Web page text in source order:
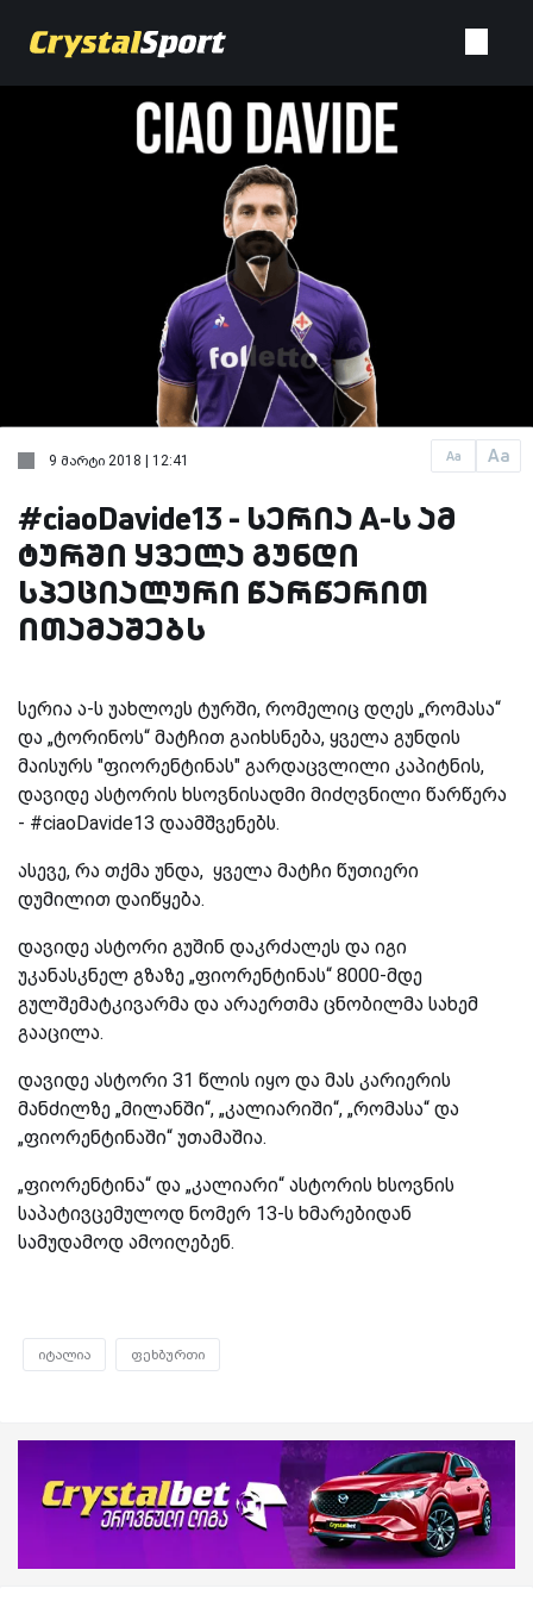
Aa Aa
9 მარტი 2018 | 12:41
#ciaoDavide13 - სერია A-ს ამ
ტურში ყველა გუნდი
სპეციალური წარწერით
ითამაშებს
სერია ა-ს უახლოეს ტურში, რომელიც დღეს „რომასა“
და „ტორინოს“ მატჩით გაიხსნება, ყველა გუნდის
მაისურს "ფიორენტინას" გარდაცვლილი კაპიტნის,
დავიდე ასტორის ხსოვნისადმი მიძღვნილი წარწერა
- #ciaoDavide13 დაამშვენებს.
ასევე, რა თქმა უნდა, ყველა მატჩი წუთიერი
დუმილით დაიწყება.
დავიდე ასტორი გუშინ დაკრძალეს და იგი
უკანასკნელ გზაზე „ფიორენტინას“ 8000-მდე
გულშემატკივარმა და არაერთმა ცნობილმა სახემ
გააცილა.
დავიდე ასტორი 31 წლის იყო და მას კარიერის
მანძილზე „მილანში“, „კალიარიში“, „რომასა“ და
„ფიორენტინაში“ უთამაშია.
„ფიორენტინა“ და „კალიარი“ ასტორის ხსოვნის
საპატივცემულოდ ნომერ 13-ს ხმარებიდან
სამუდამოდ ამოიღებენ.
იტალია ფეხბურთი